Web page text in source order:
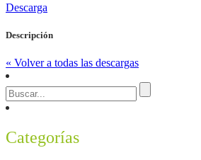
Descarga
Descripción
« Volver a todas las descargas
Categorías